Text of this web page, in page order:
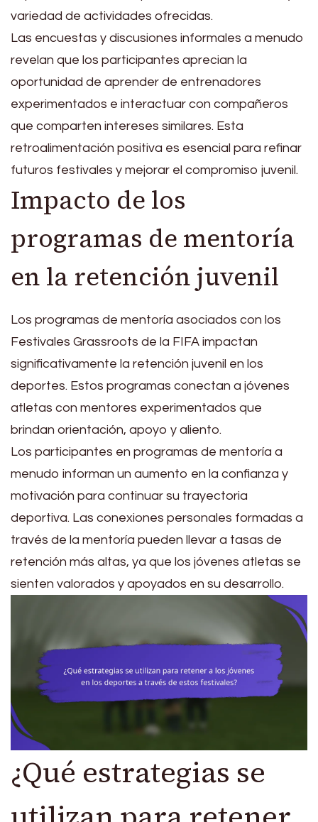
variedad de actividades ofrecidas.
Las encuestas y discusiones informales a menudo
revelan que los participantes aprecian la
oportunidad de aprender de entrenadores
experimentados e interactuar con compañeros
que comparten intereses similares. Esta
retroalimentación positiva es esencial para refinar
futuros festivales y mejorar el compromiso juvenil.
Impacto de los
programas de mentoría
en la retención juvenil
Los programas de mentoría asociados con los
Festivales Grassroots de la FIFA impactan
significativamente la retención juvenil en los
deportes. Estos programas conectan a jóvenes
atletas con mentores experimentados que
brindan orientación, apoyo y aliento.
Los participantes en programas de mentoría a
menudo informan un aumento en la confianza y
motivación para continuar su trayectoria
deportiva. Las conexiones personales formadas a
través de la mentoría pueden llevar a tasas de
retención más altas, ya que los jóvenes atletas se
sienten valorados y apoyados en su desarrollo.
¿Qué estrategias se